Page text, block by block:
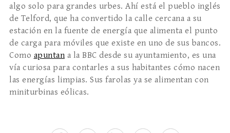
algo solo para grandes urbes. Ahí está el pueblo inglés
de Telford, que ha convertido la calle cercana a su
estación en la fuente de energía que alimenta el punto
de carga para móviles que existe en uno de sus bancos.
Como apuntan a la BBC desde su ayuntamiento, es una
vía curiosa para contarles a sus habitantes cómo nacen
las energías limpias. Sus farolas ya se alimentan con
miniturbinas eólicas.